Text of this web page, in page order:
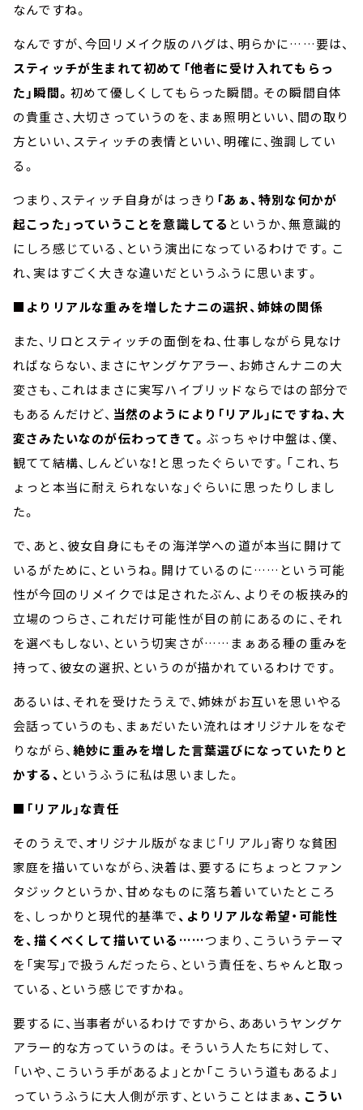
なんですね。
なんですが、今回リメイク版のハグは、明らかに……要は、
スティッチが生まれて初めて「他者に受け入れてもらっ
た」瞬間。 初めて優しくしてもらった瞬間。その瞬間自体
の貴重さ、大切さっていうのを、まぁ照明といい、間の取り
方といい、スティッチの表情といい、明確に、強調してい
る。
つまり、スティッチ自身がはっきり 「あぁ、特別な何かが
起こった」っていうことを意識してる というか、無意識的
にしろ感じている、という演出になっているわけです。こ
れ、実はすごく大きな違いだというふうに思います。
■よりリアルな重みを増したナニの選択、姉妹の関係
また、リロとスティッチの面倒をね、仕事しながら見なけ
ればならない、まさにヤングケアラー、お姉さんナニの大
変さも、これはまさに実写ハイブリッドならではの部分で
もあるんだけど、 当然のようにより「リアル」にですね、大
変さみたいなのが伝わってきて。 ぶっちゃけ中盤は、僕、
観てて結構、しんどいな！と思ったぐらいです。「これ、ち
ょっと本当に耐えられないな」ぐらいに思ったりしまし
た。
で、あと、彼女自身にもその海洋学への道が本当に開けて
いるがために、というね。開けているのに……という可能
性が今回のリメイクでは足されたぶん、よりその板挟み的
立場のつらさ、これだけ可能性が目の前にあるのに、それ
を選べもしない、という切実さが……まぁある種の重みを
持って、彼女の選択、というのが描かれているわけです。
あるいは、それを受けたうえで、姉妹がお互いを思いやる
会話っていうのも、まぁだいたい流れはオリジナルをなぞ
りながら、絶妙に重みを増した言葉選びになっていたりと
かする、 というふうに私は思いました。
■「リアル」な責任
そのうえで、オリジナル版がなまじ「リアル」寄りな貧困
家庭を描いていながら、決着は、要するにちょっとファン
タジックというか、甘めなものに落ち着いていたところ
を、しっかりと現代的基準で、よりリアルな希望・可能性
を、描くべくして描いている……つまり、こういうテーマ
を「実写」で扱うんだったら、という責任を、ちゃんと取っ
ている、という感じですかね。
要するに、当事者がいるわけですから、ああいうヤングケ
アラー的な方っていうのは。そういう人たちに対して、
「いや、こういう手があるよ」とか「こういう道もあるよ」
っていうふうに大人側が示す、ということはまぁ、こうい